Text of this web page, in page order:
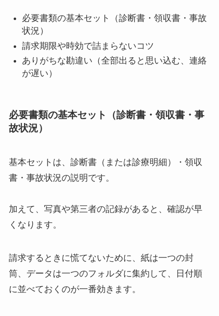
必要書類の基本セット（診断書・領収書・事故
状況）
請求期限や時効で詰まらないコツ
ありがちな勘違い（全部出ると思い込む、連絡
が遅い）
必要書類の基本セット（診断書・領収書・事
故状況）
基本セットは、診断書（または診療明細）・領収
書・事故状況の説明です。
加えて、写真や第三者の記録があると、確認が早
くなります。
請求するときに慌てないために、紙は一つの封
筒、データは一つのフォルダに集約して、日付順
に並べておくのが一番効きます。